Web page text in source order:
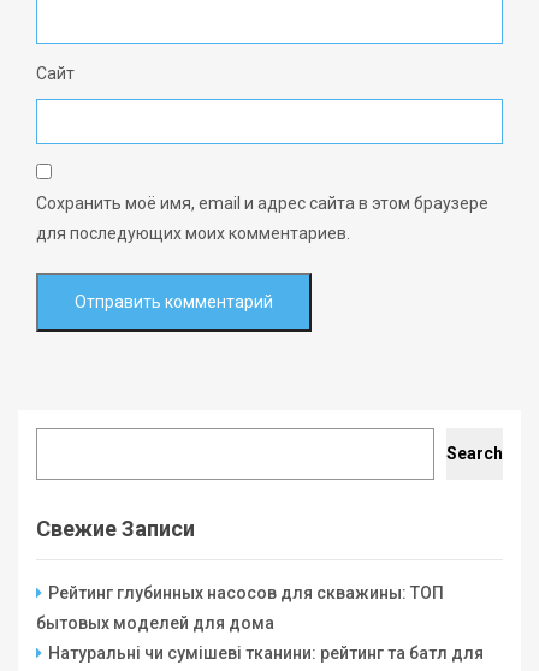
Сайт
Сохранить моё имя, email и адрес сайта в этом браузере
для последующих моих комментариев.
Search
Свежие Записи
Рейтинг глубинных насосов для скважины: ТОП
бытовых моделей для дома
Натуральні чи сумішеві тканини: рейтинг та батл для